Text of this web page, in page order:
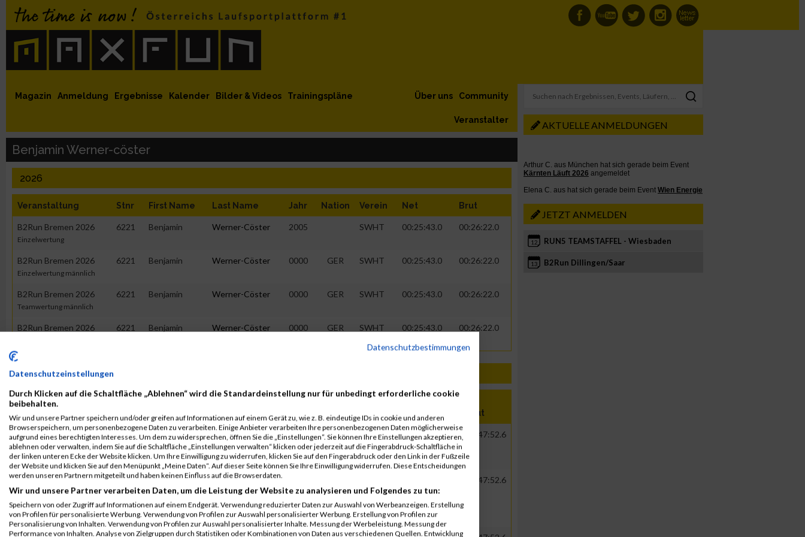
MaxFun Newsletter abonnieren
MaxFun auf Instagram
MaxFun auf Twitter
auf Youtube
auf Facebook
Magazin Anmeldung Ergebnisse Kalender Bilder & Videos Trainingspläne Community
Über uns
Veranstalter
Benjamin Werner-cöster
2026
Veranstaltung Stnr First Name Last Name Jahr Nation Verein Net Brut
B2Run Bremen 2026
Einzelwertung
6221 Benjamin Werner-Cöster 2005 SWHT 00:25:43.0 00:26:22.0
B2Run Bremen 2026
Einzelwertung männlich
6221 Benjamin Werner-Cöster 0000 GER SWHT 00:25:43.0 00:26:22.0
B2Run Bremen 2026
Teamwertung männlich
6221 Benjamin Werner-Cöster 0000 GER SWHT 00:25:43.0 00:26:22.0
B2Run Bremen 2026 6221 Benjamin Werner-Cöster 0000 GER SWHT 00:25:43.0 00:26:22.0
2025
Veranstaltung Stnr
Name
Last Name Verein Net Brut
B2Run Bremen
2025
Einzelwertung
5633 Benjamin
Werner-
Cöster
0000 GER
Senatorin Wirtschaft, Arbeit,
Europa
00:27:47.5 00:47:52.6
B2Run Bremen
2025
Einzelwertung
männlich
5633 Benjamin
Werner-
Cöster
0000 GER
Europa
00:47:52.6
AKTUELLE ANMELDUNGEN
JETZT ANMELDEN
12 RUN5 TEAMSTAFFEL - Wiesbaden
13 B2Run Dillingen/Saar
Datenschutzbestimmungen
Datenschutzeinstellungen
Durch Klicken auf die Schaltfläche „Ablehnen“ wird die Standardeinstellung nur für unbedingt erforderliche cookie
beibehalten.
Wir und unsere Partner speichern und/oder greifen auf Informationen auf einem Gerät zu, wie z. B. eindeutige IDs in cookie und anderen
Browserspeichern, um personenbezogene Daten zu verarbeiten. Einige Anbieter verarbeiten Ihre personenbezogenen Daten möglicherweise
aufgrund eines berechtigten Interesses. Um dem zu widersprechen, öffnen Sie die „Einstellungen“. Sie können Ihre Einstellungen akzeptieren,
ablehnen oder verwalten, indem Sie auf die Schaltfläche „Einstellungen verwalten“ klicken oder jederzeit auf die Fingerabdruck-Schaltfläche in
der linken unteren Ecke der Website klicken. Um Ihre Einwilligung zu widerrufen, klicken Sie auf den Fingerabdruck oder den Link in der Fußzeile
der Website und klicken Sie auf den Menüpunkt „Meine Daten“. Auf dieser Seite können Sie Ihre Einwilligung widerrufen. Diese Entscheidungen
werden unseren Partnern mitgeteilt und haben keinen Einfluss auf die Browserdaten.
Wir und unsere Partner verarbeiten Daten, um die Leistung der Website zu analysieren und Folgendes zu tun:
Speichern von oder Zugriff auf Informationen auf einem Endgerät. Verwendung reduzierter Daten zur Auswahl von Werbeanzeigen. Erstellung
von Profilen für personalisierte Werbung. Verwendung von Profilen zur Auswahl personalisierter Werbung. Erstellung von Profilen zur
Personalisierung von Inhalten. Verwendung von Profilen zur Auswahl personalisierter Inhalte. Messung der Werbeleistung. Messung der
Performance von Inhalten. Analyse von Zielgruppen durch Statistiken oder Kombinationen von Daten aus verschiedenen Quellen. Entwicklung